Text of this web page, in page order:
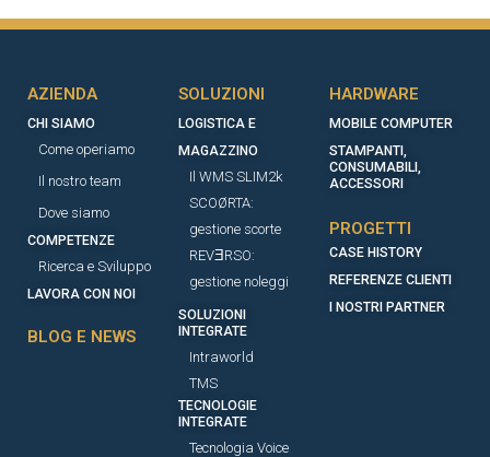
AZIENDA
CHI SIAMO
Come operiamo
Il nostro team
Dove siamo
COMPETENZE
Ricerca e Sviluppo
LAVORA CON NOI
BLOG E NEWS
SOLUZIONI
LOGISTICA E
MAGAZZINO
Il WMS SLIM2k
SCOØRTA:
gestione scorte
REVƎRSO:
gestione noleggi
SOLUZIONI
INTEGRATE
Intraworld
TMS
TECNOLOGIE
INTEGRATE
Tecnologia Voice
HARDWARE
MOBILE COMPUTER
STAMPANTI,
CONSUMABILI,
ACCESSORI​
PROGETTI
CASE HISTORY
REFERENZE CLIENTI
I NOSTRI PARTNER